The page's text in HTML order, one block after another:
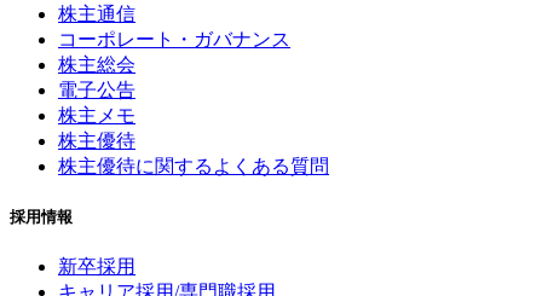
株主通信
コーポレート・ガバナンス
株主総会
電子公告
株主メモ
株主優待
株主優待に関するよくある質問
採用情報
新卒採用
キャリア採用/専門職採用